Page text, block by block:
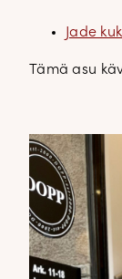
Jade
Tämä asu